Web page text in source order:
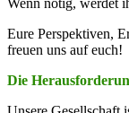
Wenn nötig, werdet
Eure Perspektiven,
freuen uns auf euch!
Die